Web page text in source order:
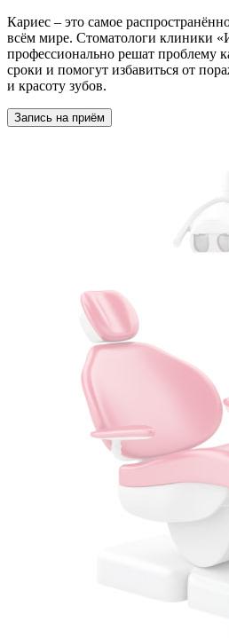
Кариес – это самое
всём мире. Стоматологи клиники
профессионально решат проблему
сроки и помогут избавиться от
и красоту зубов.
Запись на приём